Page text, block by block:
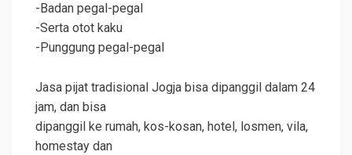
-Badan pegal-pegal
-Serta otot kaku
-Punggung pegal-pegal
Jasa pijat tradisional Jogja bisa dipanggil dalam 24
jam, dan bisa
dipanggil ke rumah, kos-kosan, hotel, losmen, vila,
homestay dan